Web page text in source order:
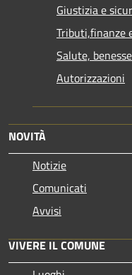
Giustizia e
Tributi,finanze
Salute,
Autorizzazioni
NOVITÀ
Notizie
Comunicati
Avvisi
VIVERE IL COMUNE